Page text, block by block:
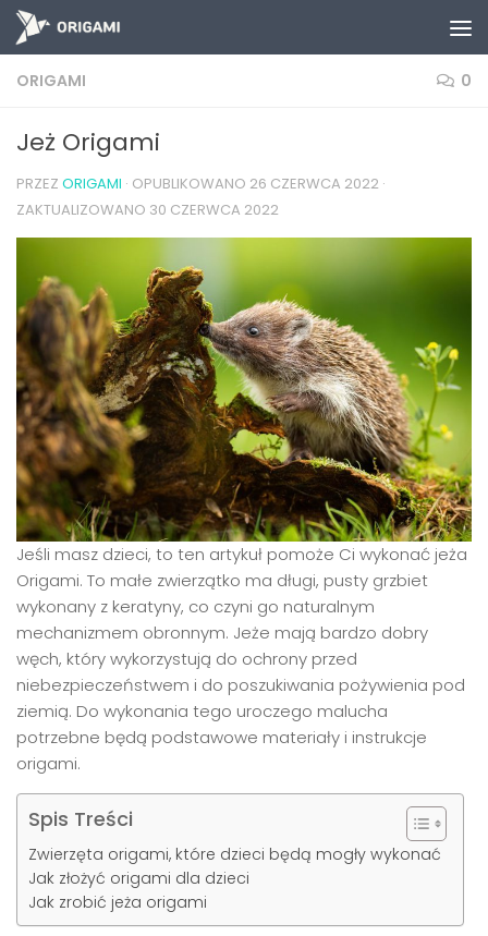
Skip to content
ORIGAMI 0
Jeż Origami
PRZEZ ORIGAMI · OPUBLIKOWANO 26 CZERWCA 2022 ·
ZAKTUALIZOWANO 30 CZERWCA 2022
Jeśli masz dzieci, to ten artykuł pomoże Ci wykonać jeża
Origami. To małe zwierzątko ma długi, pusty grzbiet
wykonany z keratyny, co czyni go naturalnym
mechanizmem obronnym. Jeże mają bardzo dobry
węch, który wykorzystują do ochrony przed
niebezpieczeństwem i do poszukiwania pożywienia pod
ziemią. Do wykonania tego uroczego malucha
potrzebne będą podstawowe materiały i instrukcje
origami.
Spis Treści
Zwierzęta origami, które dzieci będą mogły wykonać
Jak złożyć origami dla dzieci
Jak zrobić jeża origami